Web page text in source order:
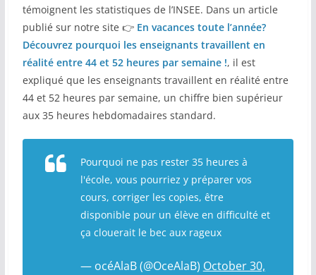
Boutique
Contact
témoignent les statistiques de l’INSEE. Dans un article
publié sur notre site 👉 En vacances toute l’année?
Découvrez pourquoi les enseignants travaillent en
réalité entre 44 et 52 heures par semaine !, il est
expliqué que les enseignants travaillent en réalité entre
44 et 52 heures par semaine, un chiffre bien supérieur
aux 35 heures hebdomadaires standard.
Pourquoi ne pas rester 35 heures à
l'école, vous pourriez y préparer vos
cours, corriger les copies, être
disponible pour un élève en difficulté et
ça clouerait le bec aux rageux
— océAlaB (@OceAlaB) October 30,